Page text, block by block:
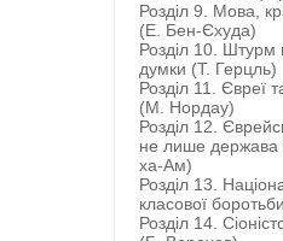
Розділ 9. Мова,
(Е. Бен-Єхуда)
Розділ 10. Штурм
думки (Т. Герцль)
Розділ 11. Євреї
(М. Нордау)
Розділ 12.
не лише держава
ха-Ам)
Розділ 13.
класової
Розділ 14.